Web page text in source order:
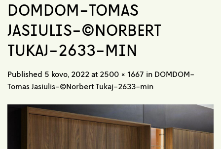
DOMDOM-TOMAS
JASIULIS-©NORBERT
TUKAJ-2633-MIN
Published 5 kovo, 2022 at 2500 × 1667 in DOMDOM-
Tomas Jasiulis-©Norbert Tukaj-2633-min